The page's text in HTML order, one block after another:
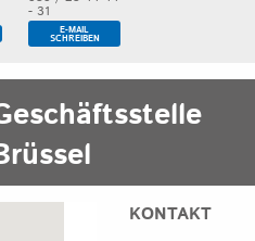
- 31
E-MAIL
SCHREIBEN
KONTAKT